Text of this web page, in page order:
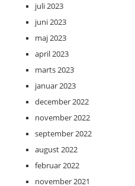
juli 2023
juni 2023
maj 2023
april 2023
marts 2023
januar 2023
december 2022
november 2022
september 2022
august 2022
februar 2022
november 2021